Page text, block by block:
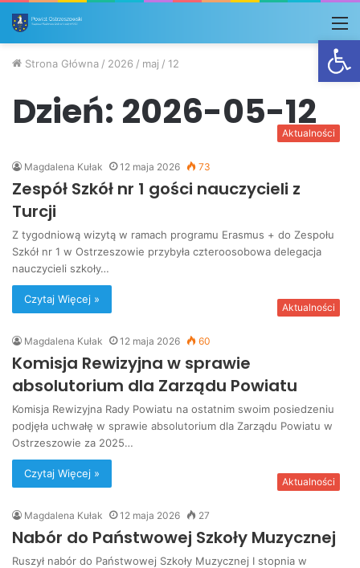
Strona Główna / 2026 / maj / 12
Dzień: 2026-05-12
Aktualności
Magdalena Kułak 12 maja 2026 73
Zespół Szkół nr 1 gości nauczycieli z
Turcji
Z tygodniową wizytą w ramach programu Erasmus + do Zespołu
Szkół nr 1 w Ostrzeszowie przybyła czteroosobowa delegacja
nauczycieli szkoły…
Czytaj Więcej »
Aktualności
Magdalena Kułak 12 maja 2026 60
Komisja Rewizyjna w sprawie
absolutorium dla Zarządu Powiatu
Komisja Rewizyjna Rady Powiatu na ostatnim swoim posiedzeniu
podjęła uchwałę w sprawie absolutorium dla Zarządu Powiatu w
Ostrzeszowie za 2025…
Czytaj Więcej »
Aktualności
Magdalena Kułak 12 maja 2026 27
Nabór do Państwowej Szkoły Muzycznej
Ruszył nabór do Państwowej Szkoły Muzycznej I stopnia w